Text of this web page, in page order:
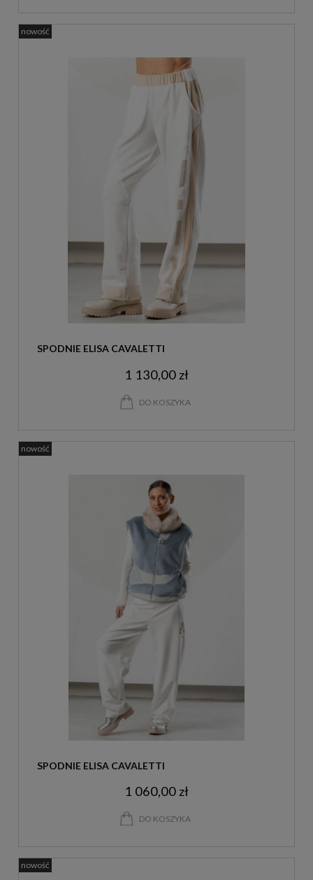
SPODNIE ELISA CAVALETTI
1 130,00 zł
DO KOSZYKA
nowość
SPODNIE ELISA CAVALETTI
1 060,00 zł
DO KOSZYKA
nowość
nowość